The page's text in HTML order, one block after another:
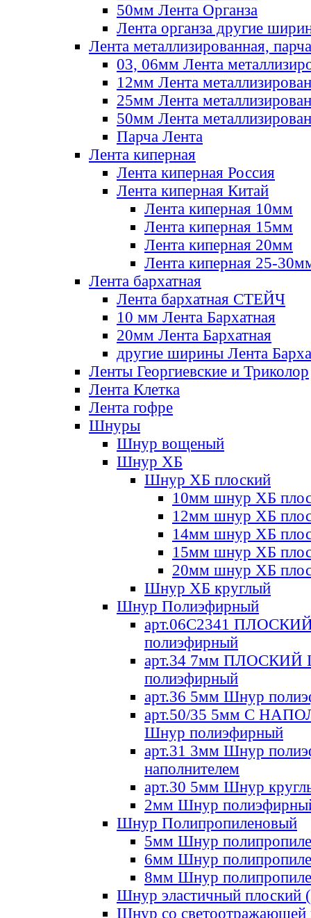
50мм Лента Органза
Лента органза другие
Лента металлизированная, парча
03, 06мм Лента
12мм Лента
25мм Лента
50мм Лента
Парча Лента
Лента киперная
Лента киперная Россия
Лента киперная Китай
Лента киперная 10мм
Лента киперная 15мм
Лента киперная 20мм
Лента киперная 25-
Лента бархатная
Лента бархатная СТЕЙЧ
10 мм Лента Бархатная
20мм Лента Бархатная
другие ширины Лента
Ленты Георгиевские и Триколор
Лента Клетка
Лента гофре
Шнуры
Шнур вощеный
Шнур ХБ
Шнур ХБ плоский
10мм шнур ХБ
12мм шнур ХБ
14мм шнур ХБ
15мм шнур ХБ
20мм шнур ХБ
Шнур ХБ круглый
Шнур Полиэфирный
арт.06С2341
полиэфирный
арт.34 7мм ПЛОСКИЙ
полиэфирный
арт.36 5мм Шнур
арт.50/35 5мм С
Шнур полиэфирный
арт.31 3мм Шнур
наполнителем
арт.30 5мм Шнур
2мм Шнур
Шнур Полипропиленовый
5мм Шнур
6мм Шнур
8мм Шнур
Шнур эластичный плоский
Шнур со светоотражающей